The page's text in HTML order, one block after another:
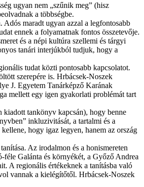
ugyan nem „szűnik meg” (hisz
a többségbe.
maradt ugyan azzal a legfontosabb
ennek a folyamatnak fontos összetevője.
és a népi kultúra szellemi és tárgyi
tanári interjúkból tudjuk, hogy a
tudat közti pontosabb kapcsolatot.
szerepére is. Hrbácsek-Noszek
J. Egyetem Tanár­képző Karának
mellett egy igen gyakorlati problémát tart
kiadott tankönyv kapcsán), hogy benne
inkluzivitását, a tartalmi és a
hogy igaz legyen, hanem az ország
Az irodalmon és a honismereten
féle Galánta és környékét, a Győző Andrea
A regionális értékeknek a tanításba való
vannak a kielégítőtől. Hrbácsek-Noszek